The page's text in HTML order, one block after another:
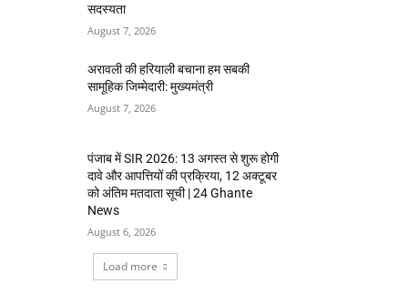
सदस्यता
August 7, 2026
अरावली की हरियाली बचाना हम सबकी
सामूहिक जिम्मेदारी: मुख्यमंत्री
August 7, 2026
पंजाब में SIR 2026: 13 अगस्त से शुरू होगी
दावे और आपत्तियों की प्रक्रिया, 12 अक्टूबर
को अंतिम मतदाता सूची | 24 Ghante
News
August 6, 2026
Load more